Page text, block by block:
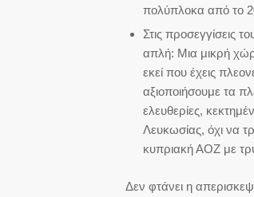
πολύπλοκα από το
Στις προσεγγίσεις
απλή: Μια μικρή
εκεί που έχεις
αξιοποιήσουμε τα
ελευθερίες,
Λευκωσίας, όχι να
κυπριακή ΑΟΖ με
Δεν φτάνει η